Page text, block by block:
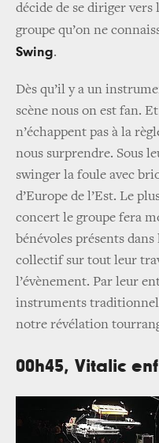
décide de se diriger
groupe qu’on ne
Swing.
Dès qu’il y a un
scène nous on est fan.
n’échappent pas à la
nous surprendre. Sous
swinger la foule avec
d’Europe de l’Est. Le
concert le groupe fera
bénévoles présents
collectif sur tout leur
l’évènement. Par leur
instruments
notre révélation
00h45, Vitalic